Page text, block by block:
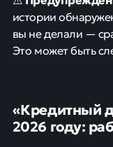
истории
вы не делали —
Это может быть
«Кредитный
2026 году: